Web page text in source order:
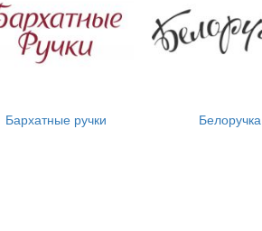
Бархатные ручки Белоручка